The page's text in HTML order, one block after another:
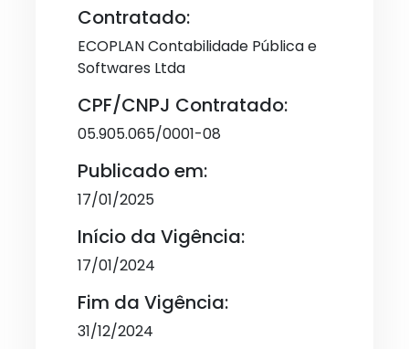
Contratado:
ECOPLAN Contabilidade Pública e
Softwares Ltda
CPF/CNPJ Contratado:
05.905.065/0001-08
Publicado em:
17/01/2025
Início da Vigência:
17/01/2024
Fim da Vigência:
31/12/2024